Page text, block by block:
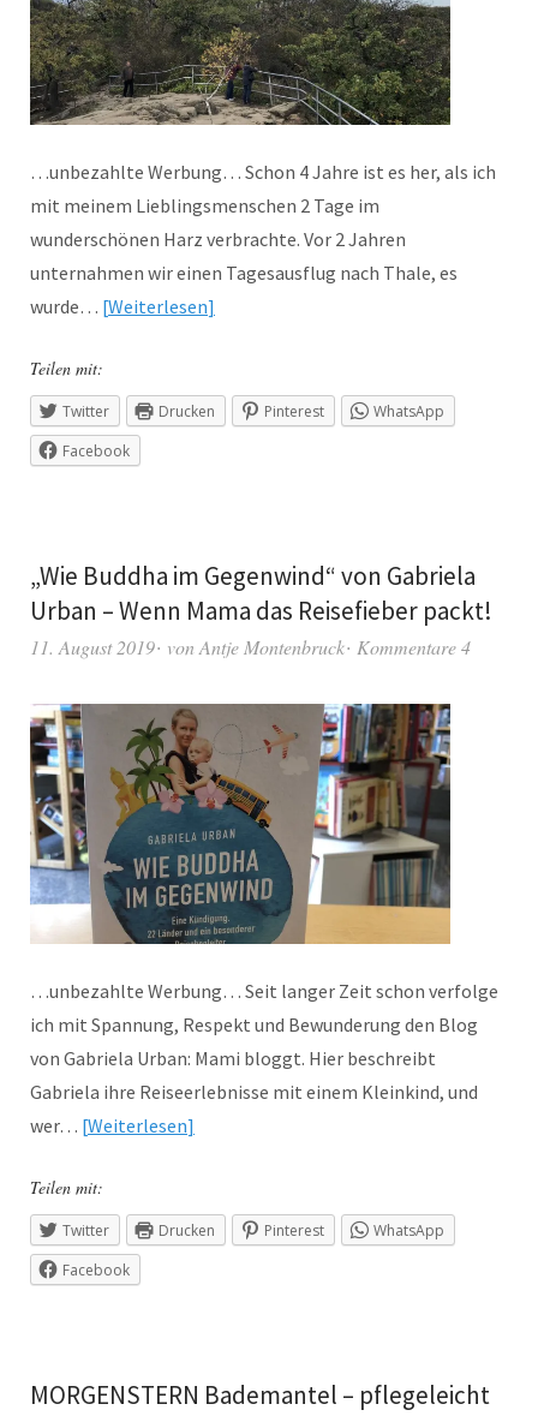
…unbezahlte Werbung… Schon 4 Jahre ist es her, als ich
mit meinem Lieblingsmenschen 2 Tage im
wunderschönen Harz verbrachte. Vor 2 Jahren
unternahmen wir einen Tagesausflug nach Thale, es
wurde… Weiterlesen
Teilen mit:
Twitter Drucken Pinterest
WhatsApp
Facebook
„Wie Buddha im Gegenwind“ von Gabriela
Urban – Wenn Mama das Reisefieber packt!
11. August 2019 vonAntje Montenbruck Kommentare 4
…unbezahlte Werbung… Seit langer Zeit schon verfolge
ich mit Spannung, Respekt und Bewunderung den Blog
von Gabriela Urban: Mami bloggt. Hier beschreibt
Gabriela ihre Reiseerlebnisse mit einem Kleinkind, und
wer… Weiterlesen
Teilen mit:
Twitter Drucken Pinterest
WhatsApp
Facebook
MORGENSTERN Bademantel – pflegeleicht